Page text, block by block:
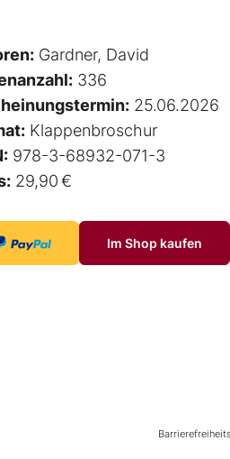
Gardner, David
336
25.06.2026
Klappenbroschur
978-3-68932-071-3
29,90 €
Im Shop kaufen